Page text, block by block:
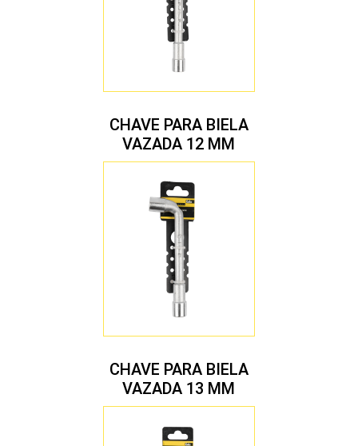
CHAVE PARA BIELA
VAZADA 12 MM
CHAVE PARA BIELA
VAZADA 13 MM